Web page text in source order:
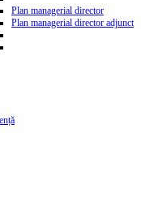
Plan managerial director
Plan managerial director adjunct